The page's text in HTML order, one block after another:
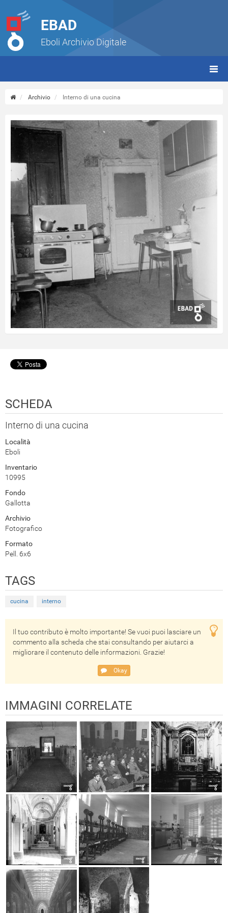
EBAD
Eboli Archivio Digitale
Archivio Interno di una cucina
SCHEDA
Interno di una cucina
Località
Eboli
Inventario
10995
Fondo
Gallotta
Archivio
Fotografico
Formato
Pell. 6x6
TAGS
cucina interno
Il tuo contributo è molto importante! Se vuoi puoi lasciare un
commento alla scheda che stai consultando per aiutarci a
migliorare il contenuto delle informazioni. Grazie!
Okay
IMMAGINI CORRELATE